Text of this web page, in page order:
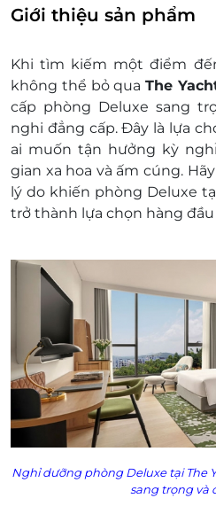
Dịch vụ không bao gồm:
Chi phí cá nhân
Chi phí không được
Phụ thu:
Phụ thu trong giai
thứ 7 trong tháng 6,
phụ thu 700.000
Lễ, Tết áp dụng
31/12/24 phụ thu
Trẻ em từ 12 tuổi trở
(không kê giường
tuổi phụ thu
giường phụ
Trẻ em từ 12 tuổi
thu 800.000 VNĐ/
phụ thu 625.000
Miễn phí 02 trẻ em
Thời gian nhận trả phòng:
Giờ nhận phòng: Sau
Điều kiện đặt đặt tour:
Hotline đặt tour tư
Giới thiệu sản phẩm
Khi tìm kiếm một điểm
không thể bỏ quaThe
cấp phòng Deluxe sang
nghi đẳng cấp. Đây là lựa
ai muốn tận hưởng kỳ
gian xa hoa và ấm cúng.
lý do khiến phòng Deluxe
trở thành lựa chọn hàng
Nghỉ dưỡng phòng Deluxe tại The
sang trọng và